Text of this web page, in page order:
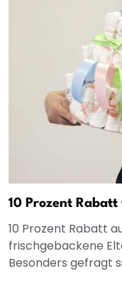
10 Prozent
10 Prozent Rabatt
frischgebackene
Besonders gefragt